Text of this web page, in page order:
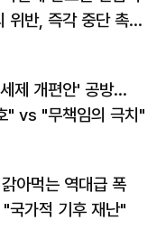
위반, 즉각 중단 촉
제 개편안' 공방…
" vs "무책임의 극치"
아먹는 역대급 폭
가적 기후 재난"